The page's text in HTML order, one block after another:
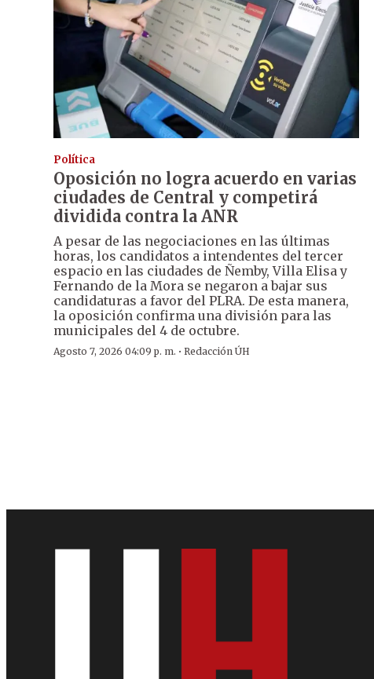
Política
Oposición no logra acuerdo en varias
ciudades de Central y competirá
dividida contra la ANR
A pesar de las negociaciones en las últimas
horas, los candidatos a intendentes del tercer
espacio en las ciudades de Ñemby, Villa Elisa y
Fernando de la Mora se negaron a bajar sus
candidaturas a favor del PLRA. De esta manera,
la oposición confirma una división para las
municipales del 4 de octubre.
Agosto 7, 2026 04:09 p. m. · Redacción ÚH